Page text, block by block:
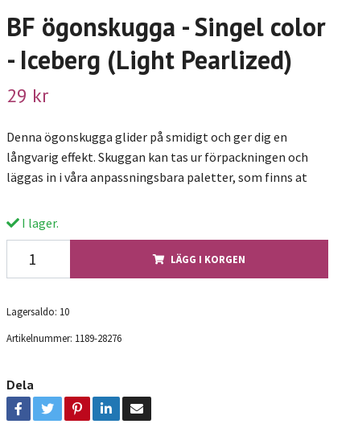
BF ögonskugga - Singel color
- Iceberg (Light Pearlized)
29 kr
Denna ögonskugga glider på smidigt och ger dig en
långvarig effekt. Skuggan kan tas ur förpackningen och
läggas in i våra anpassningsbara paletter, som finns at
I lager.
LÄGG I KORGEN
Lagersaldo: 10
Artikelnummer: 1189-28276
Dela